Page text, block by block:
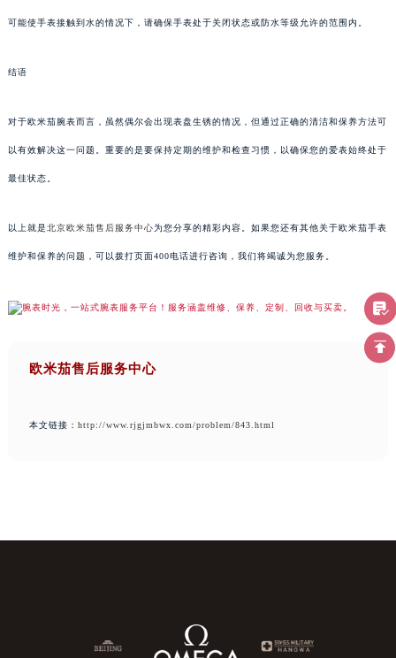
可能使手表接触到水的情况下，请确保手表处于关闭状态或防水等级允许的范围内。
结语
对于欧米茄腕表而言，虽然偶尔会出现表盘生锈的情况，但通过正确的清洁和保养方法可
以有效解决这一问题。重要的是要保持定期的维护和检查习惯，以确保您的爱表始终处于
最佳状态。
以上就是北京欧米茄售后服务中心为您分享的精彩内容。如果您还有其他关于欧米茄手表
维护和保养的问题，可以拨打页面400电话进行咨询，我们将竭诚为您服务。
欧米茄售后服务中心
本文链接： http://www.rjgjmbwx.com/problem/843.html